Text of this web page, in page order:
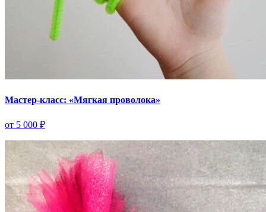
Мастер-класс: «Мягкая проволока»
от 5 000 ₽